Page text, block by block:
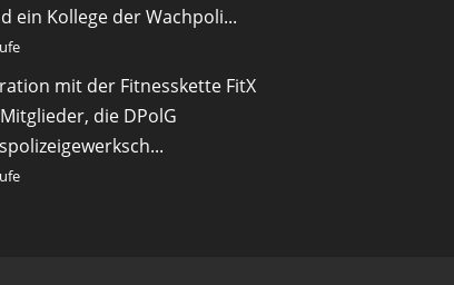
ein Kollege der Wachpoli...
mit der Fitnesskette FitX
die DPolG